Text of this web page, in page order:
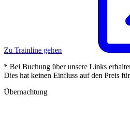
Zu Trainline gehen
* Bei Buchung über unsere Links
Dies hat keinen Einfluss auf den Preis
Übernachtung